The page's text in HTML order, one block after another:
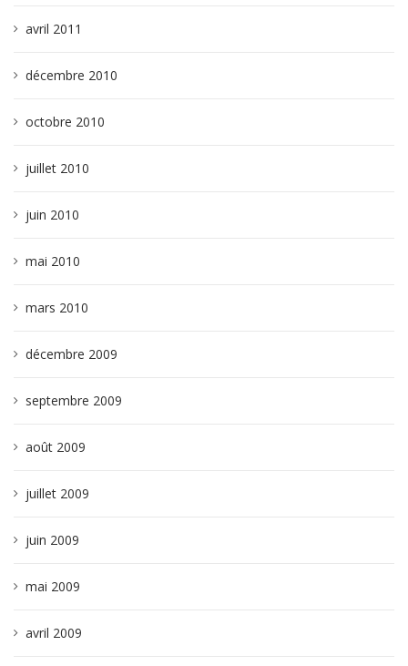
avril 2011
décembre 2010
octobre 2010
juillet 2010
juin 2010
mai 2010
mars 2010
décembre 2009
septembre 2009
août 2009
juillet 2009
juin 2009
mai 2009
avril 2009